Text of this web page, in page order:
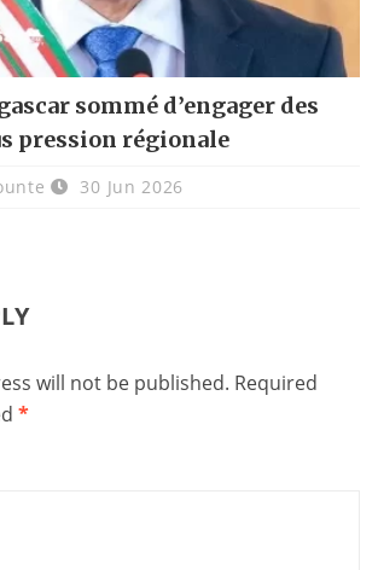
sommé d’engager des
pression régionale
30 Jun 2026
will not be published. Required
*